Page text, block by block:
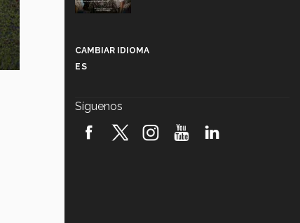
robótica FIRST 2026! (video)
CAMBIAR IDIOMA
ES
Síguenos